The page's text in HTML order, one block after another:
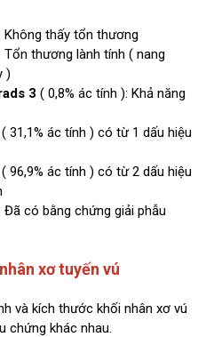
Không thấy tổn thương
Tổn thương lành tính ( nang
)
3 ( 0,8% ác tính ): Khả năng
( 31,1% ác tính ) có từ 1 dấu hiệu
( 96,9% ác tính ) có từ 2 dấu hiệu
Đã có bằng chứng giải phẫu
xơ tuyến vú
và kích thước khối nhân xơ vú
chứng khác nhau.